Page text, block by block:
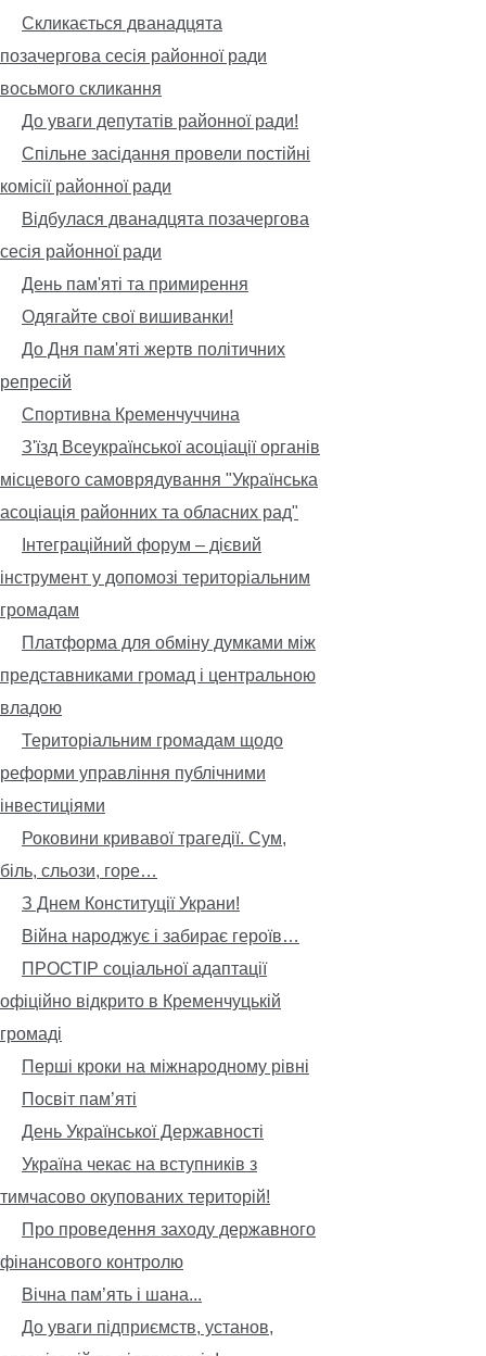
Скликається дванадцята
позачергова сесія районної ради
восьмого скликання
До уваги депутатів районної ради!
Спільне засідання провели постійні
комісії районної ради
Відбулася дванадцята позачергова
сесія районної ради
День пам'яті та примирення
Одягайте свої вишиванки!
До Дня пам'яті жертв політичних
репресій
Спортивна Кременчуччина
З'їзд Всеукраїнської асоціації органів
місцевого самоврядування "Українська
асоціація районних та обласних рад"
Інтеграційний форум – дієвий
інструмент у допомозі територіальним
громадам
Платформа для обміну думками між
представниками громад і центральною
владою
Територіальним громадам щодо
реформи управління публічними
інвестиціями
Роковини кривавої трагедії. Сум,
біль, сльози, горе…
З Днем Конституції Украни!
Війна народжує і забирає героїв…
ПРОСТІР соціальної адаптації
офіційно відкрито в Кременчуцькій
громаді
Перші кроки на міжнародному рівні
Посвіт пам’яті
День Української Державності
Україна чекає на вступників з
тимчасово окупованих територій!
Про проведення заходу державного
фінансового контролю
Вічна пам’ять і шана...
До уваги підприємств, установ,